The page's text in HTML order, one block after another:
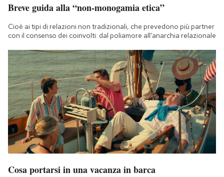
Breve guida alla “non-monogamia etica”
Cioè ai tipi di relazioni non tradizionali, che prevedono più partner
con il consenso dei coinvolti: dal poliamore all'anarchia relazionale
Cosa portarsi in una vacanza in barca